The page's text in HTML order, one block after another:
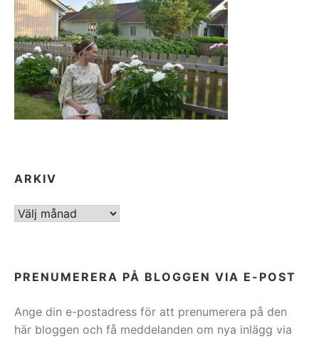
ARKIV
ARKIV
PRENUMERERA PÅ BLOGGEN VIA E-POST
Ange din e-postadress för att prenumerera på den
här bloggen och få meddelanden om nya inlägg via